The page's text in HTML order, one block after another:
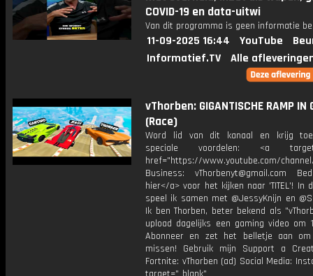
COVID-19 en data-uitwi
Van dit programma is geen informatie
11-09-2025 16:44 YouTube
Informatief.TV
Alle
vThorben: GIGANTISCHE RAMP IN
(Race)
Word lid van dit kanaal en krijg
speciale voordelen: <a
href="https://www.youtube.com/channel/
Business: vThorbenyt@gmail.com
hier</a> voor het kijken naar 'TITEL'! In
speel ik samen met @JessyKnijn en
Ik ben Thorben, beter bekend als
upload dagelijks een gaming video om
Abonneer en zet het belletje aan
missen! Gebruik mijn Support a
Fortnite: vThorben (ad) Social Media: